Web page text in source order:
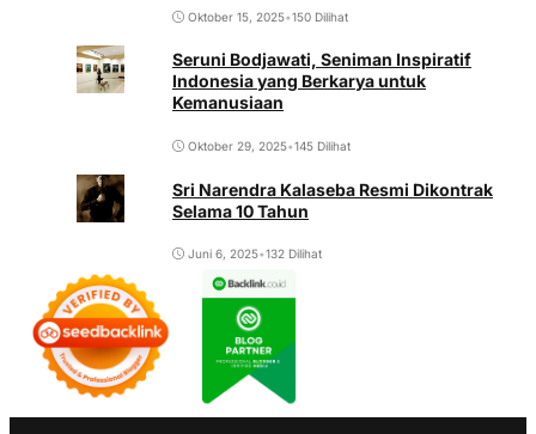
Oktober 15, 2025•150 Dilihat
Seruni Bodjawati, Seniman Inspiratif
Indonesia yang Berkarya untuk
Kemanusiaan
Oktober 29, 2025•145 Dilihat
Sri Narendra Kalaseba Resmi Dikontrak
Selama 10 Tahun
Juni 6, 2025•132 Dilihat